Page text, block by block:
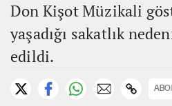
Don Kişot Müzikali
yaşadığı sakatlık
edildi.